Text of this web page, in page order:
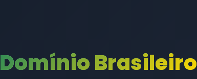
Domínio Brasileiro